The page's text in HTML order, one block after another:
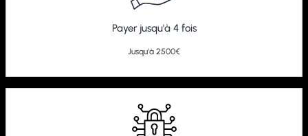
Payer jusqu'à 4 fois
Jusqu'à 2500€